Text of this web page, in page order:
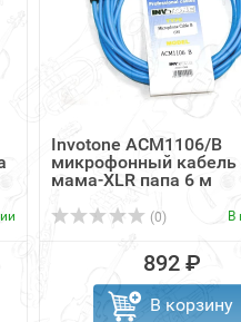
Invotone ACM1106/B
микрофонный кабель
мама-XLR папа 6 м
(0) В
892 ₽
В корзину